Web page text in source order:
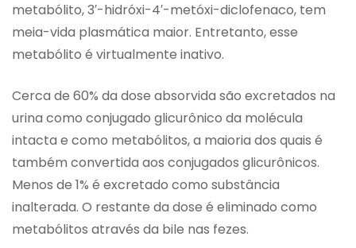
metabólito, 3′-hidróxi-4′-metóxi-diclofenaco, tem
meia-vida plasmática maior. Entretanto, esse
metabólito é virtualmente inativo.
Cerca de 60% da dose absorvida são excretados na
urina como conjugado glicurônico da molécula
intacta e como metabólitos, a maioria dos quais é
também convertida aos conjugados glicurônicos.
Menos de 1% é excretado como substância
inalterada. O restante da dose é eliminado como
metabólitos através da bile nas fezes.